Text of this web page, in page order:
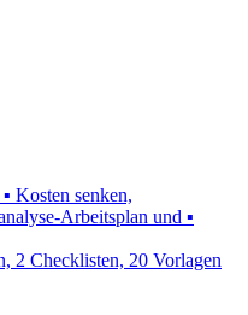
Kosten senken,
Arbeitsplan und ▪
2 Checklisten, 20 Vorlagen